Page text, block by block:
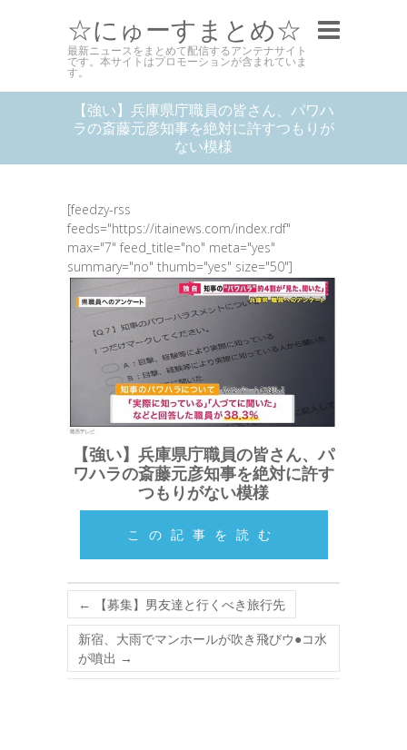
☆にゅーすまとめ☆
最新ニュースをまとめて配信するアンテナサイト
です。本サイトはプロモーションが含まれていま
す。
【強い】兵庫県庁職員の皆さん、パワハ
ラの斎藤元彦知事を絶対に許すつもりが
ない模様
[feedzy-rss
feeds="https://itainews.com/index.rdf"
max="7" feed_title="no" meta="yes"
summary="no" thumb="yes" size="50"]
【強い】兵庫県庁職員の皆さん、パ
ワハラの斎藤元彦知事を絶対に許す
つもりがない模様
この記事を読む
←
【募集】男友達と行くべき旅行先
新宿、大雨でマンホールが吹き飛びウ●コ水
が噴出 →